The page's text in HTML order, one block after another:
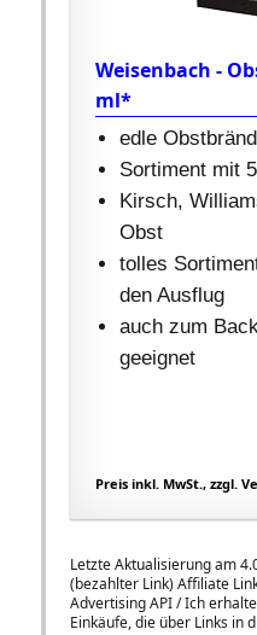
Weisenbach -
ml*
edle
Sortiment mit
Kirsch,
Obst
tolles
den Ausflug
auch zum
geeignet
Preis inkl. MwSt., zzgl.
Letzte Aktualisierung am
(bezahlter Link) Affiliate
Advertising API / Ich
Einkäufe, die über Links in